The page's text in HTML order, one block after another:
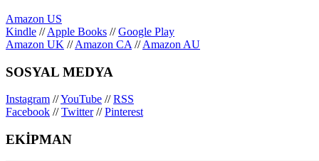
Amazon US
Kindle //Apple Books //Google Play
Amazon UK //Amazon CA //Amazon AU
SOSYAL MEDYA
Instagram //YouTube //RSS
Facebook //Twitter//Pinterest
EKİPMAN